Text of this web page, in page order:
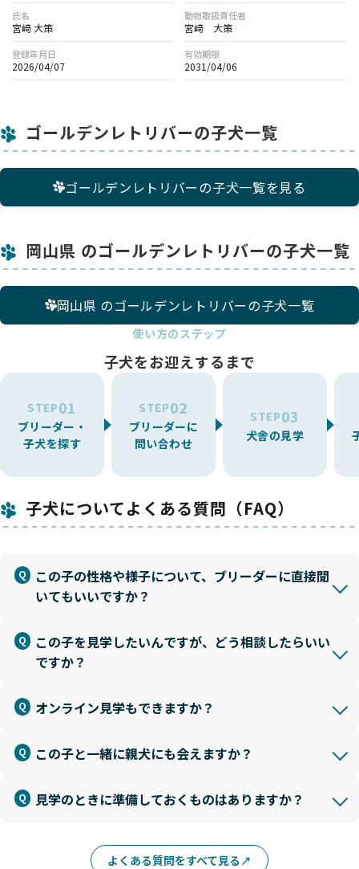
氏名
宮﨑 大策
動物取扱責任者
宮﨑 大策
登録年月日
2026/04/07
有効期限
2031/04/06
ゴールデンレトリバーの子犬一覧
ゴールデンレトリバーの子犬一覧を見る
岡山県 のゴールデンレトリバーの子犬一覧
岡山県 のゴールデンレトリバーの子犬一覧
使い方のステップ
子犬をお迎えするまで
STEP01
ブリーダー・
子犬を探す
STEP02
ブリーダーに
問い合わせ
STEP03
犬舎の見学
子犬についてよくある質問（FAQ）
この子の性格や様子について、ブリーダーに直接聞
いてもいいですか？
この子を見学したいんですが、どう相談したらいい
ですか？
オンライン見学もできますか？
この子と一緒に親犬にも会えますか？
見学のときに準備しておくものはありますか？
よくある質問をすべて見る